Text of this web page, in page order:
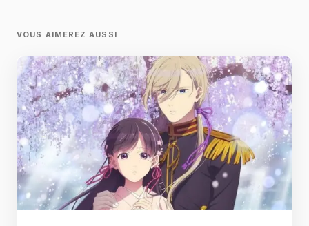
VOUS AIMEREZ AUSSI